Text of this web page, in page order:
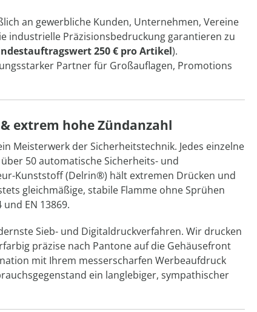
an gewerbliche Kunden, Unternehmen, Vereine
industrielle Präzisionsbedruckung garantieren zu
250 € pro Artikel).
Partner für Großauflagen, Promotions
extrem hohe Zündanzahl
Meisterwerk der Sicherheitstechnik. Jedes einzelne
50 automatische Sicherheits- und
Kunststoff (Delrin®) hält extremen Drücken und
gleichmäßige, stabile Flamme ohne Sprühen
EN 13869.
Sieb- und Digitaldruckverfahren. Wir drucken
präzise nach Pantone auf die Gehäusefront
mit Ihrem messerscharfen Werbeaufdruck
ein langlebiger, sympathischer